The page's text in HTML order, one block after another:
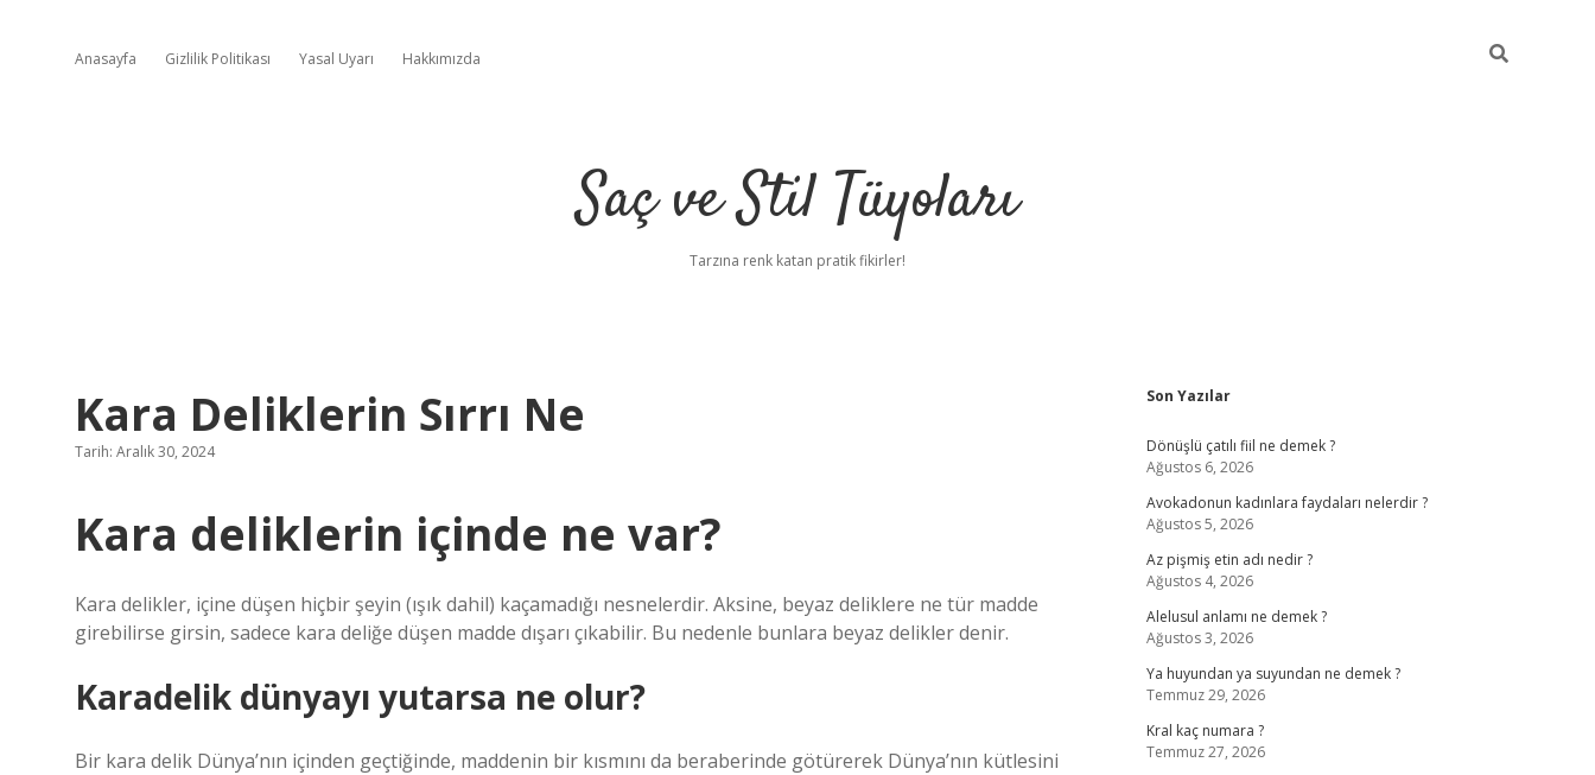
Anasayfa Gizlilik Politikası Yasal Uyarı Hakkımızda
Saç ve Stil Tüyoları
Tarzına renk katan pratik fikirler!
Kara Deliklerin Sırrı Ne
Tarih: Aralık 30, 2024
Kara deliklerin içinde ne var?
Kara delikler, içine düşen hiçbir şeyin (ışık dahil) kaçamadığı nesnelerdir. Aksine, beyaz deliklere ne tür madde
girebilirse girsin, sadece kara deliğe düşen madde dışarı çıkabilir. Bu nedenle bunlara beyaz delikler denir.
Karadelik dünyayı yutarsa ne olur?
Bir kara delik Dünya’nın içinden geçtiğinde, maddenin bir kısmını da beraberinde götürerek Dünya’nın kütlesini
Sidebar
Son Yazılar
Dönüşlü çatılı fiil ne demek ?
Ağustos 6, 2026
Avokadonun kadınlara faydaları nelerdir ?
Ağustos 5, 2026
Az pişmiş etin adı nedir ?
Ağustos 4, 2026
Alelusul anlamı ne demek ?
Ağustos 3, 2026
Ya huyundan ya suyundan ne demek ?
Temmuz 29, 2026
Kral kaç numara ?
Temmuz 27, 2026